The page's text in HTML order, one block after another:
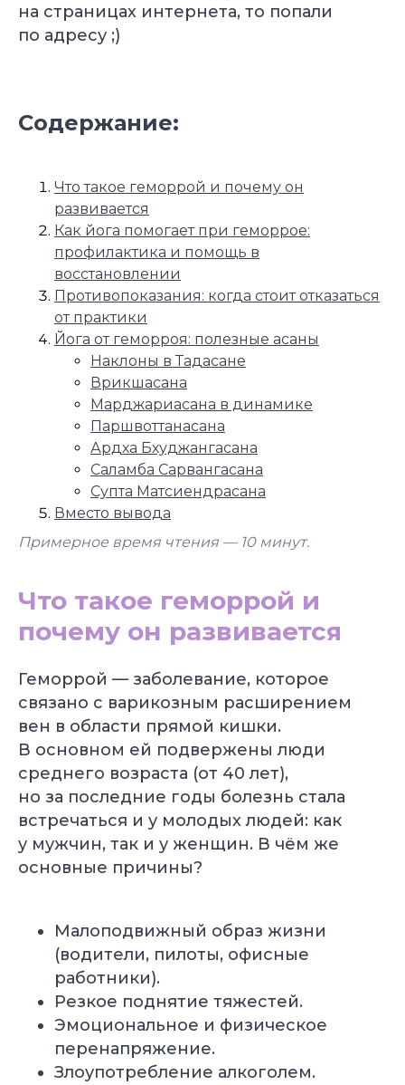
на страницах интернета, то попали
по адресу ;)
Содержание:
Что такое геморрой и почему он
развивается
Как йога помогает при геморрое:
профилактика и помощь в
восстановлении
Противопоказания: когда стоит отказаться
от практики
Йога от геморроя: полезные асаны
Наклоны в Тадасане
Врикшасана
Марджариасана в динамике
Паршвоттанасана
Ардха Бхуджангасана
Саламба Сарвангасана
Супта Матсиендрасана
Вместо вывода
Примерное время чтения — 10 минут.
Что такое геморрой и
почему он развивается
Геморрой — заболевание, которое
связано с варикозным расширением
вен в области прямой кишки.
В основном ей подвержены люди
среднего возраста (от 40 лет),
но за последние годы болезнь стала
встречаться и у молодых людей: как
у мужчин, так и у женщин. В чём же
основные причины?
Малоподвижный образ жизни
(водители, пилоты, офисные
работники).
Резкое поднятие тяжестей.
Эмоциональное и физическое
перенапряжение.
Злоупотребление алкоголем.